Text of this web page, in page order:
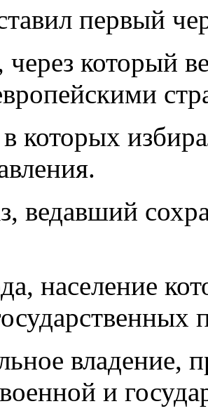
первый
который
которых
ведавший
население
владение,
и